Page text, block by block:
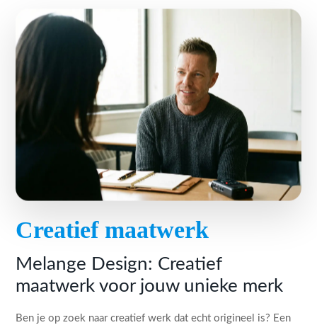
Creatief maatwerk
Melange Design: Creatief
maatwerk voor jouw unieke merk
Ben je op zoek naar creatief werk dat echt origineel is? Een